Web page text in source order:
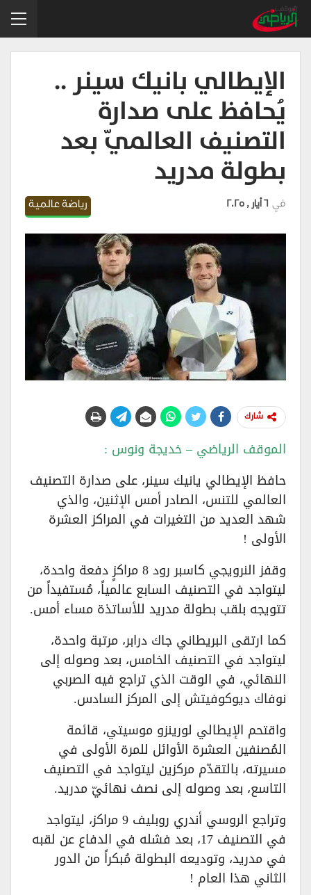
الإيطالي بانيك سينر ..
يُحافظ على صدارة
التصنيف العالميّ بعد
بطولة مدريد
رياضة عالمية في 6 أيار , 2025
شارك
الموقف الرياضي – خديجة ونوس :
حافظ الإيطالي يانيك سينر، على صدارة التصنيف
العالمي للتنس، الصادر أمس الإثنين، والذي
شهد العديد من التغيرات في المراكز العشرة
الأولى !
وقفز النرويجي كاسبر رود 8 مراكزٍ دفعة واحدة،
ليتواجد في التصنيف السابع عالمياً، مُستفيداً من
تتويجه بلقب بطولة مدريد للأساتذة مساء أمس.
كما ارتقى البريطاني جاك درابر، مرتبة واحدة،
ليتواجد في التصنيف الخامس، بعد وصوله إلى
النهائي، في الوقت الذي تراجع فيه الصربي
نوفاك ديوكوفيتش إلى المركز السادس.
واقتحم الإيطالي لورينزو موسيتي، قائمة
المُصنفين العشرة الأوائل للمرة الأولى في
مسيرته، بالتقدّم مركزين ليتواجد في التصنيف
التاسع، بعد وصوله إلى نصف نهائيّ مدريد.
وتراجع الروسي أندري روبليف 9 مراكز، ليتواجد
في التصنيف 17، بعد فشله في الدفاع عن لقبه
في مدريد، وتوديعه البطولة مُبكراً من الدور
الثاني هذا العام !